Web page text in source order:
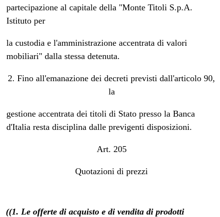
partecipazione al capitale della "Monte Titoli S.p.A.
Istituto per
la custodia e l'amministrazione accentrata di valori
mobiliari" dalla stessa detenuta.
2. Fino all'emanazione dei decreti previsti dall'articolo 90,
la
gestione accentrata dei titoli di Stato presso la Banca
d'Italia resta disciplina dalle previgenti disposizioni.
Art. 205
Quotazioni di prezzi
((1. Le offerte di acquisto e di vendita di prodotti